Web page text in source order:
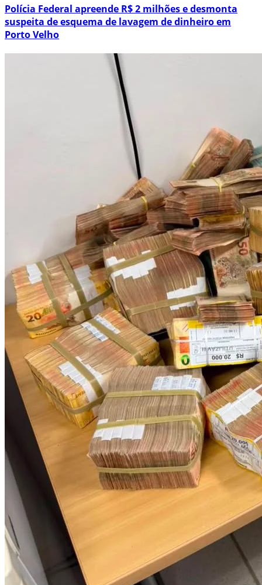
Polícia Federal apreende R$ 2 milhões e desmonta
suspeita de esquema de lavagem de dinheiro em
Porto Velho